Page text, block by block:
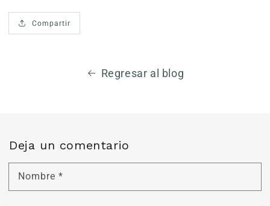
Compartir
Regresar al blog
Deja un comentario
Nombre *